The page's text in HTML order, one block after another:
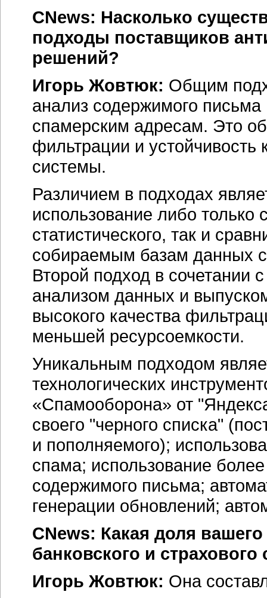
CNews: Насколько
подходы поставщиков
решений?
Игорь Жовтюк: Общим
анализ содержимого
спамерским адресам. Это
фильтрации и устойчивость
системы.
Различием в подходах
использование либо только
статистического, так и
собираемым базам данных
Второй подход в сочетании
анализом данных и
высокого качества
меньшей ресурсоемкости.
Уникальным подходом
технологических
«Спамооборона» от
своего "черного списка"
и пополняемого);
спама; использование
содержимого письма;
генерации обновлений;
CNews: Какая доля
банковского и страхового
Игорь Жовтюк: Она